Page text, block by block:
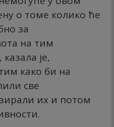
о томе колико ће
за
на тим
је,
како би на
све
их и потом